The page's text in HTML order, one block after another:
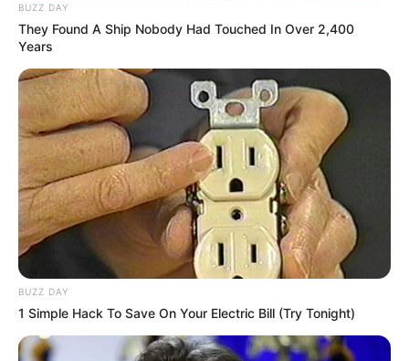
10 Desain Kanopi Tempat
Tidur, Serasa Beristirahat di
Kamar Raja
BUZZ DAY
They Found A Ship Nobody Had Touched In Over 2,400
Years
BUZZ DAY
1 Simple Hack To Save On Your Electric Bill (Try Tonight)